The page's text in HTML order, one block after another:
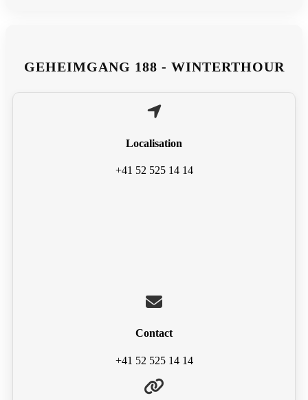
GEHEIMGANG 188 - WINTERTHOUR
Localisation
+41 52 525 14 14
Contact
+41 52 525 14 14